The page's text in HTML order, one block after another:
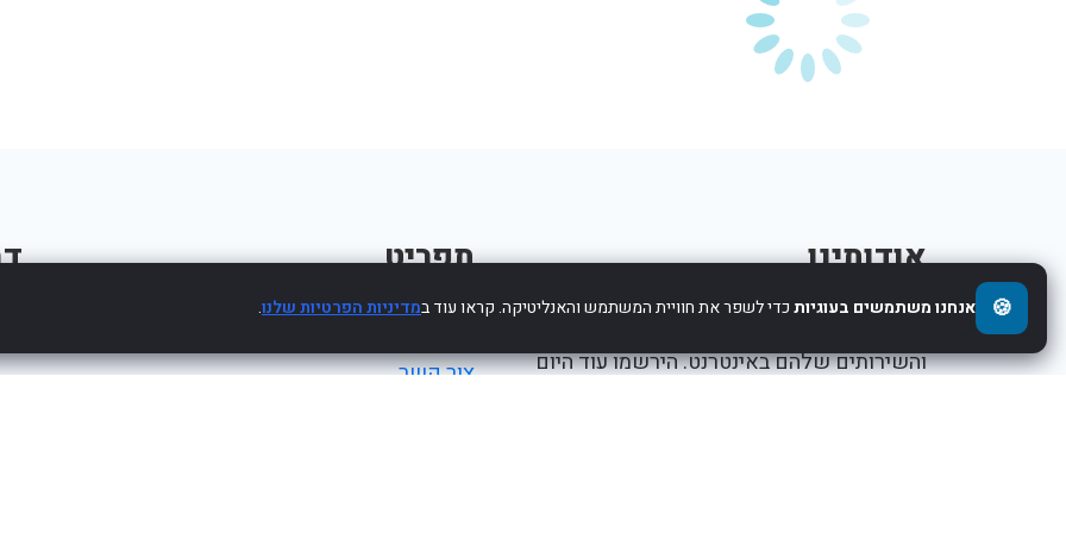
אודותינו
והשירותים שלהם באינטרנט. הירשמו עוד היום
תפריט
צור קשר
🍪 אנחנו משתמשים בעוגיותכדי לשפר את חוויית המשתמש והאנליטיקה. קראו עוד במדיניות הפרטיות שלנו.